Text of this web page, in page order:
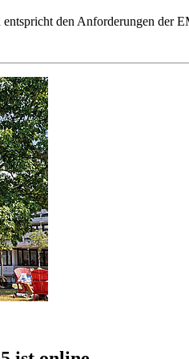
den Anforderungen